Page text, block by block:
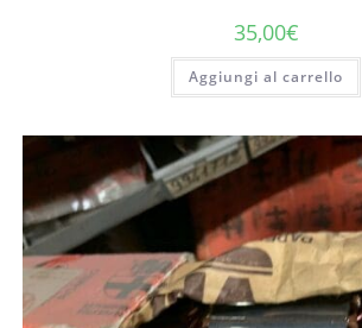
35,00€
Aggiungi al carrello